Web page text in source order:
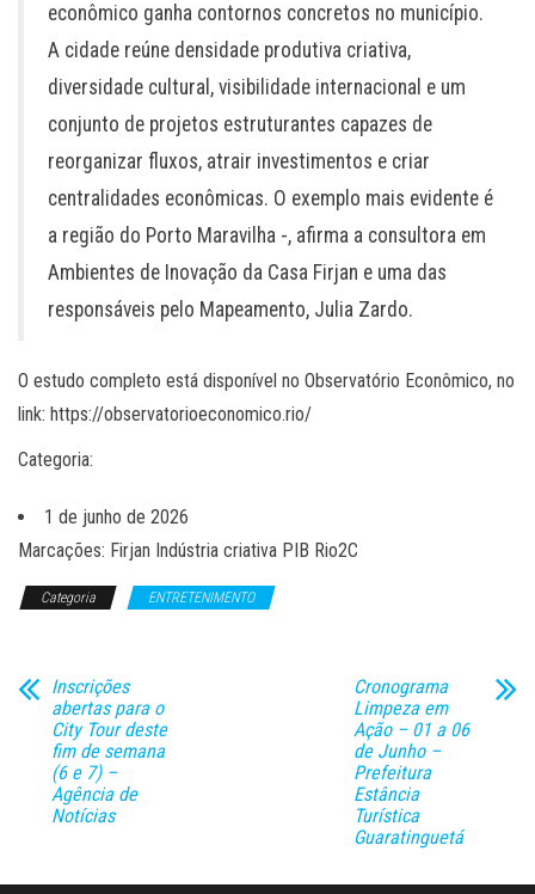
econômico ganha contornos concretos no município.
A cidade reúne densidade produtiva criativa,
diversidade cultural, visibilidade internacional e um
conjunto de projetos estruturantes capazes de
reorganizar fluxos, atrair investimentos e criar
centralidades econômicas. O exemplo mais evidente é
a região do Porto Maravilha -, afirma a consultora em
Ambientes de Inovação da Casa Firjan e uma das
responsáveis pelo Mapeamento, Julia Zardo.
O estudo completo está disponível no Observatório Econômico, no
link: https://observatorioeconomico.rio/
Categoria:
1 de junho de 2026
Marcações: Firjan Indústria criativa PIB Rio2C
Categoria ENTRETENIMENTO
Inscrições
abertas para o
City Tour deste
fim de semana
(6 e 7) –
Agência de
Notícias
Cronograma
Limpeza em
Ação – 01 a 06
de Junho –
Prefeitura
Estância
Turística
Guaratinguetá